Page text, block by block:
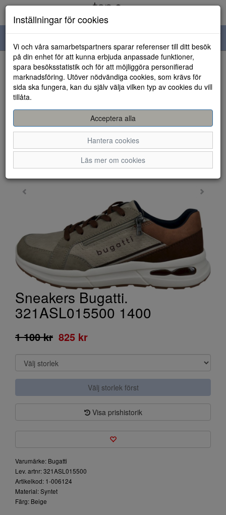
navigation
HEM
Sneakers Bugatti.
321ASL015500 1400
1 100 kr 825 kr
Välj storlek först
Visa prishistorik
Varumärke: Bugatti
Lev. artnr: 321ASL015500
Artikelkod: 1-006124
Material: Syntet
Färg: Beige
Inställningar för cookies
Vi och våra samarbetspartners sparar referenser till ditt besök
på din enhet för att kunna erbjuda anpassade funktioner,
spara besöksstatistik och för att möjliggöra personifierad
marknadsföring. Utöver nödvändiga cookies, som krävs för
sida ska fungera, kan du själv välja vilken typ av cookies du vill
tillåta.
Acceptera alla
Hantera cookies
Läs mer om cookies